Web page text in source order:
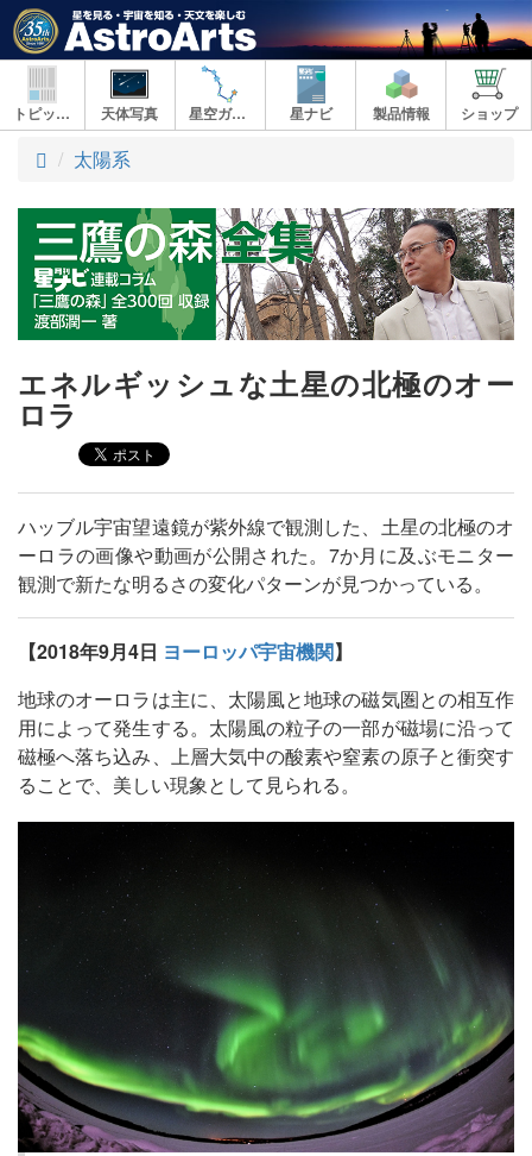
トピックス 天体写真 星空ガイド 星ナビ 製品情報 ショップ
ト
プ
太陽系
エネルギッシュな土星の北極のオー
ロラ
ハッブル宇宙望遠鏡が紫外線で観測した、土星の北極のオ
ーロラの画像や動画が公開された。7か月に及ぶモニター
観測で新たな明るさの変化パターンが見つかっている。
【2018年9月4日 ヨーロッパ宇宙機関】
地球のオーロラは主に、太陽風と地球の磁気圏との相互作
用によって発生する。太陽風の粒子の一部が磁場に沿って
磁極へ落ち込み、上層大気中の酸素や窒素の原子と衝突す
ることで、美しい現象として見られる。